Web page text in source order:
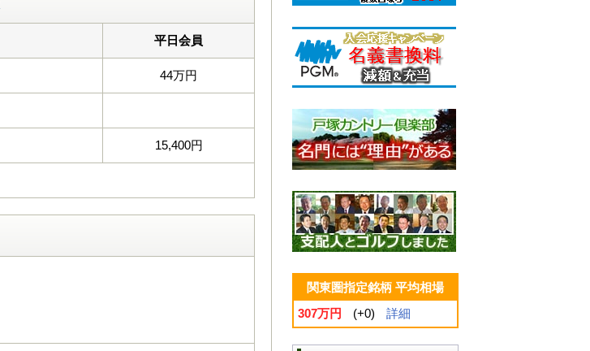
平日会員
44万円
15,400円
関東圏指定銘柄 平均相場
307万円
(+0) 詳細